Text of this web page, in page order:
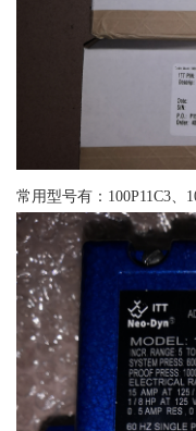
常用型号有：100P11C3、